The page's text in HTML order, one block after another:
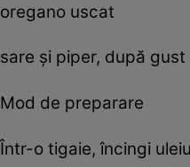
oregano uscat
sare și piper, după gust
Mod de preparare
Într-o tigaie, încingi